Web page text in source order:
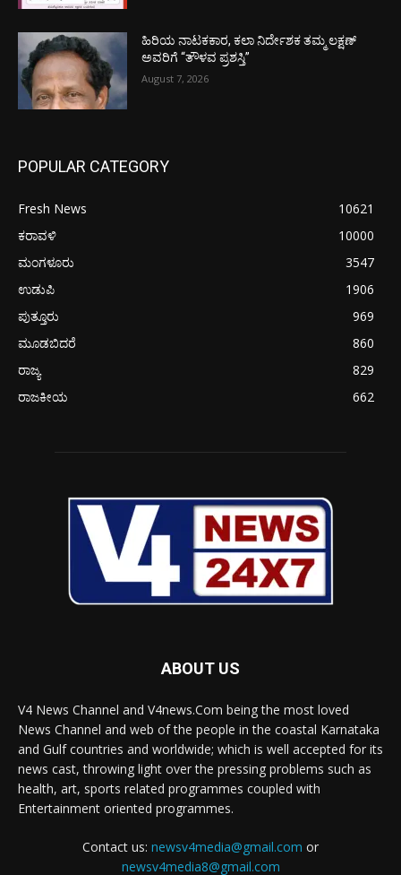
ಹಿರಿಯ ನಾಟಕಕಾರ, ಕಲಾ ನಿರ್ದೇಶಕ ತಮ್ಮ ಲಕ್ಷಣ್
ಅವರಿಗೆ “ತೌಳವ ಪ್ರಶಸ್ತಿ”
August 7, 2026
POPULAR CATEGORY
Fresh News
10621
ಕರಾವಳಿ
10000
ಮಂಗಳೂರು
3547
ಉಡುಪಿ
1906
ಪುತ್ತೂರು
969
ಮೂಡಬಿದರೆ
860
ರಾಜ್ಯ
829
ರಾಜಕೀಯ
662
ABOUT US
V4 News Channel and V4news.Com being the most loved
News Channel and web of the people in the coastal Karnataka
and Gulf countries and worldwide; which is well accepted for its
news cast, throwing light over the pressing problems such as
health, art, sports related programmes coupled with
Entertainment oriented programmes.
Contact us: newsv4media@gmail.com or
newsv4media8@gmail.com